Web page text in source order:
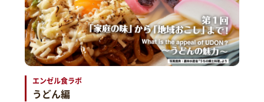
エンゼル食ラボ
うどん編